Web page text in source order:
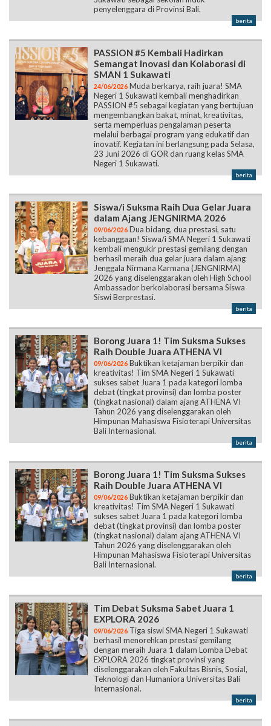
penyelenggara di Provinsi Bali.
berita
PASSION #5 Kembali Hadirkan
Semangat Inovasi dan Kolaborasi di
SMAN 1 Sukawati
24/06/2026 Muda berkarya, raih juara! SMA
Negeri 1 Sukawati kembali menghadirkan
PASSION #5 sebagai kegiatan yang bertujuan
mengembangkan bakat, minat, kreativitas,
serta memperluas pengalaman peserta
melalui berbagai program yang edukatif dan
inovatif. Kegiatan ini berlangsung pada Selasa,
23 Juni 2026 di GOR dan ruang kelas SMA
Negeri 1 Sukawati.
berita
Siswa/i Suksma Raih Dua Gelar Juara
dalam Ajang JENGNIRMA 2026
09/06/2026 Dua bidang, dua prestasi, satu
kebanggaan! Siswa/i SMA Negeri 1 Sukawati
kembali mengukir prestasi gemilang dengan
berhasil meraih dua gelar juara dalam ajang
Jenggala Nirmana Karmana (JENGNIRMA)
2026 yang diselenggarakan oleh High School
Ambassador berkolaborasi bersama Siswa
Siswi Berprestasi.
berita
Borong Juara 1! Tim Suksma Sukses
Raih Double Juara ATHENA VI
09/06/2026 Buktikan ketajaman berpikir dan
kreativitas! Tim SMA Negeri 1 Sukawati
sukses sabet Juara 1 pada kategori lomba
debat (tingkat provinsi) dan lomba poster
(tingkat nasional) dalam ajang ATHENA VI
Tahun 2026 yang diselenggarakan oleh
Himpunan Mahasiswa Fisioterapi Universitas
Bali Internasional.
berita
Borong Juara 1! Tim Suksma Sukses
Raih Double Juara ATHENA VI
09/06/2026 Buktikan ketajaman berpikir dan
kreativitas! Tim SMA Negeri 1 Sukawati
sukses sabet Juara 1 pada kategori lomba
debat (tingkat provinsi) dan lomba poster
(tingkat nasional) dalam ajang ATHENA VI
Tahun 2026 yang diselenggarakan oleh
Himpunan Mahasiswa Fisioterapi Universitas
Bali Internasional.
berita
Tim Debat Suksma Sabet Juara 1
EXPLORA 2026
09/06/2026 Tiga siswi SMA Negeri 1 Sukawati
berhasil menorehkan prestasi gemilang
dengan meraih Juara 1 dalam Lomba Debat
EXPLORA 2026 tingkat provinsi yang
diselenggarakan oleh Fakultas Bisnis, Sosial,
Teknologi dan Humaniora Universitas Bali
Internasional.
berita